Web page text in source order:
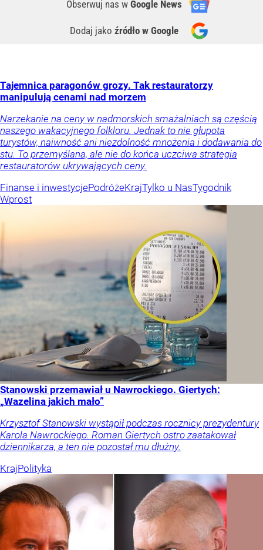
Obserwuj nas w Google News
Dodaj jako źródło w Google
Tajemnica paragonów grozy. Tak restauratorzy
manipulują cenami nad morzem
Narzekanie na ceny w nadmorskich smażalniach są częścią
naszego wakacyjnego folkloru. Jednak to nie głupota
turystów, naiwność ani niezdolność mnożenia i dodawania do
stu. To przemyślana, ale nie do końca uczciwa strategia
restauratorów ukrywających ceny.
Finanse i inwestycjePodróżeKrajTylko u NasTygodnik
Wprost
Stanowski przemawiał u Nawrockiego. Giertych:
„Wazelina jakich mało”
Krzysztof Stanowski wystąpił podczas rocznicy prezydentury
Karola Nawrockiego. Roman Giertych ostro zaatakował
dziennikarza, a ten nie pozostał mu dłużny.
KrajPolityka